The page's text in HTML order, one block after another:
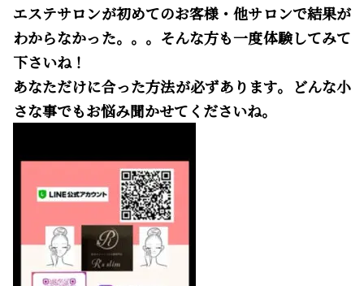
エステサロンが初めてのお客様・他サロンで結果が
わからなかった。。。そんな方も一度体験してみて
下さいね！
あなただけに合った方法が必ずあります。どんな小
さな事でもお悩み聞かせてくださいね。